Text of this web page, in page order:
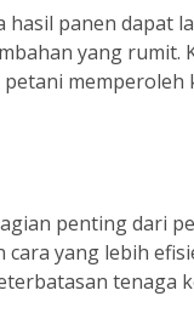
panen dapat
yang rumit.
penting dari
yang lebih
tenaga